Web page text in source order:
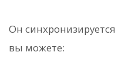
Он
вы можете: